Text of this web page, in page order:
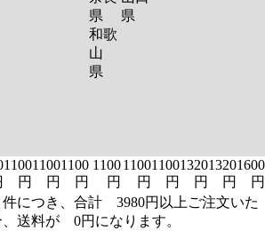
県
和歌
山
県
県
1100
円
1100
円
1100
円
1100
円
1100
円
1100
円
1320
円
1320
円
1600
円
件につき、合計 3980円以上ご注文いた
送料が 0円になります。